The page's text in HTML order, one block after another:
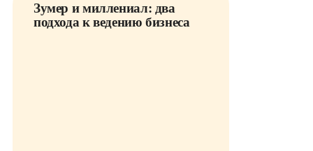
Зумер и миллениал: два
подхода к ведению бизнеса